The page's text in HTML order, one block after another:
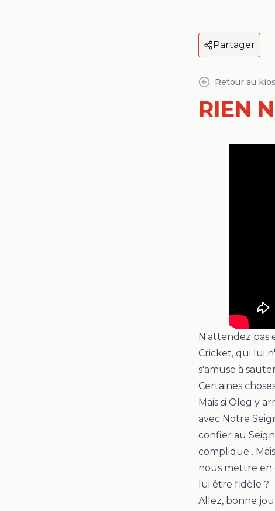
Partager
Retour au
RIEN
N'attendez pas
Cricket, qui lui
s'amuse à
Certaines
Mais si Oleg y
avec Notre
confier au
complique .
nous mettre en
lui être fidèle ?
Allez, bonne